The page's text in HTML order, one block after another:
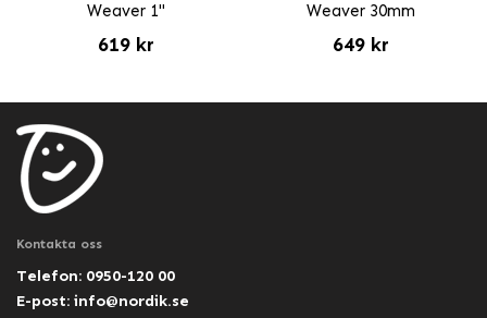
Weaver 1"
619 kr
Weaver 30mm
649 kr
Kontakta oss
Telefon: 0950-120 00
E-post: info@nordik.se